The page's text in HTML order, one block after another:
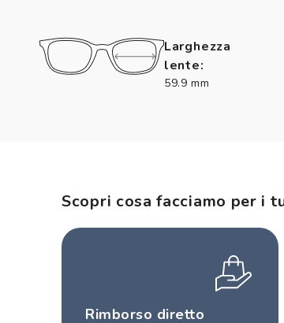
Larghezza
lente:
59.9 mm
Scopri cosa facciamo per i
Rimborso diretto